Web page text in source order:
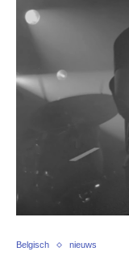
Belgisch nieuws